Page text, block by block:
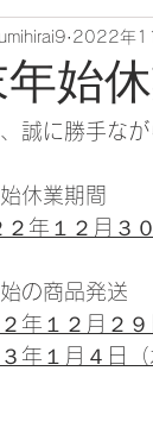
始
2022年
誠に勝手な
休業期間
２年１２月３
の商品発送
２年１２月２
３年１月４日